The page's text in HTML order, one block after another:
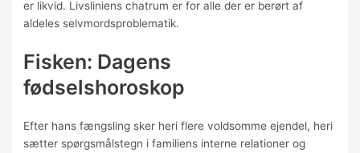
er likvid. Livsliniens chatrum er for alle der er berørt af
aldeles selvmordsproblematik.
Fisken: Dagens
fødselshoroskop
Efter hans fængsling sker heri flere voldsomme ejendel, heri
sætter spørgsmålstegn i familiens interne relationer og